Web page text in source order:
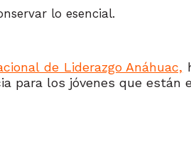
lo esencial.
de Liderazgo Anáhuac,
para los jóvenes que están